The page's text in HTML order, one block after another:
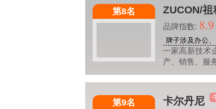
第8名 ZUCON/祖
品牌指数: 8.9
牌子涉及办公
一家高新技术
产、销售、服
第9名 卡尔丹尼